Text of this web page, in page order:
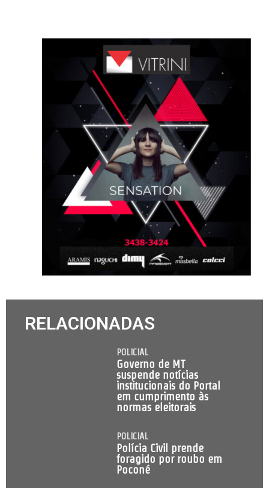
RELACIONADAS
POLICIAL
Governo de MT
suspende notícias
institucionais do Portal
em cumprimento às
normas eleitorais
POLICIAL
Polícia Civil prende
foragido por roubo em
Poconé